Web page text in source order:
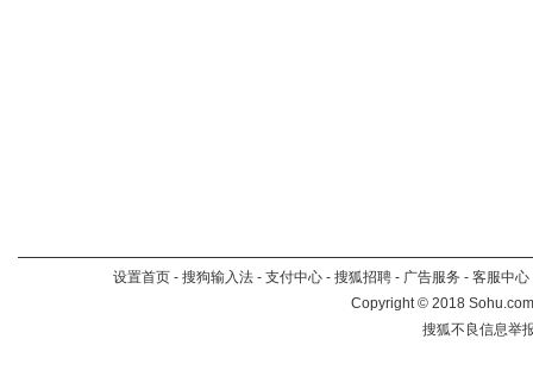
设置首页 - 搜狗输入法 - 支付中心 - 搜狐招聘 - 广告服务 - 客服中心
Copyright©2018
搜狐不良信息举